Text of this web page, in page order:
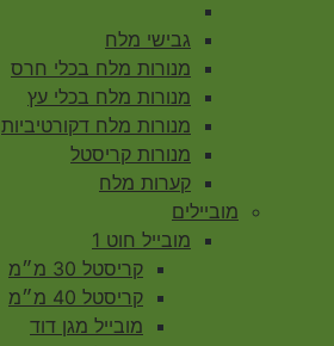
גבישי מלח
מנורות מלח בכלי חרס
מנורות מלח בכלי עץ
מנורות מלח דקורטיביות
מנורות קריסטל
קערות מלח
מוביילים
מובייל חוט 1
קריסטל 30 מ״מ
קריסטל 40 מ״מ
מובייל מגן דוד